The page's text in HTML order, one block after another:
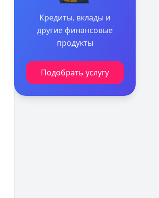
Кредиты, вклады и
другие финансовые
продукты
Подобрать услугу